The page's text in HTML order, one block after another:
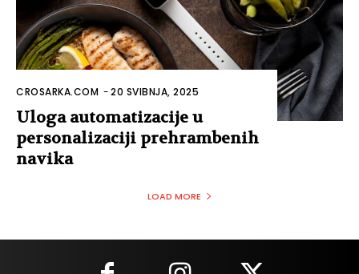
CROSARKA.COM -20 SVIBNJA, 2025
Uloga automatizacije u
personalizaciji prehrambenih
navika
LOAD MORE